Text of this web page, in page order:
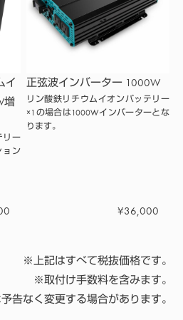
イ
増
リー
ョン
正弦波インバーター 1000W
リン酸鉄リチウムイオンバッテリー
×1の場合は1000Wインバーターとな
ります。
¥36,000
※上記はすべて税抜価格です。
※取付け手数料を含みます。
告なく変更する場合があります。